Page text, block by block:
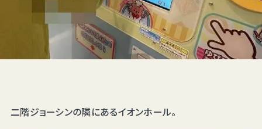
二階ジョーシンの隣にあるイオンホール。